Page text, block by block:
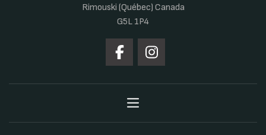
Rimouski (Québec) Canada
G5L 1P4